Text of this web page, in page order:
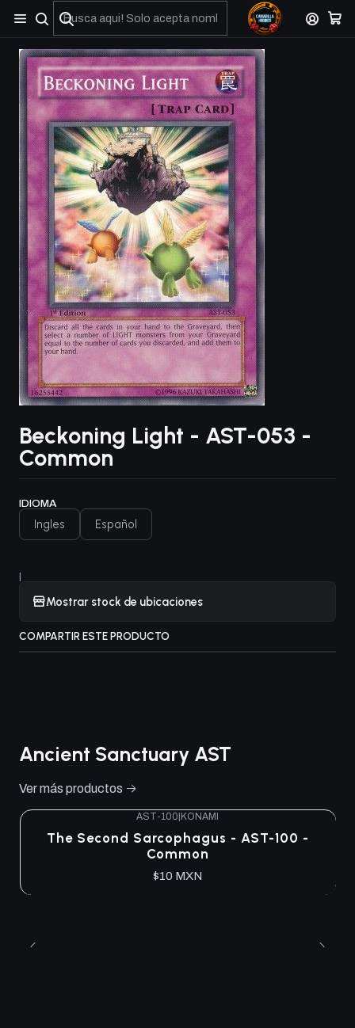
No olviden reportar sus depositos y transferencias por Whatsapp
Beckoning Light - AST-053 -
Common
IDIOMA
Ingles Español
|
Mostrar stock de ubicaciones
COMPARTIR ESTE PRODUCTO
Ancient Sanctuary AST
Ver más productos
AST-100 KONAMI
The Second Sarcophagus - AST-100 -
Common
$10 MXN